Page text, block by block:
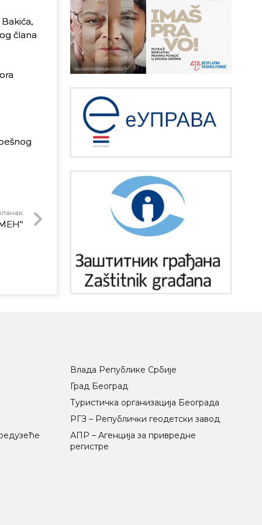
člana
Влада Републике Србије
Град Београд
Туристичка организација Београда
РГЗ – Републички геодетски завод
АПР – Агенција за привредне
регистре